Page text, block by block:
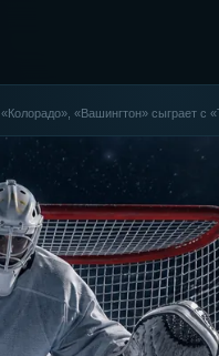
«Вашингтон» сыграет с